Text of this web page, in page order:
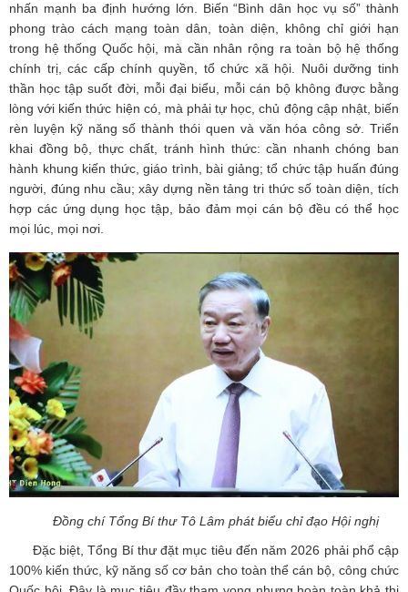
nhấn mạnh ba định hướng lớn. Biến “Bình dân học vụ số” thành
phong trào cách mạng toàn dân, toàn diện, không chỉ giới hạn
trong hệ thống Quốc hội, mà cần nhân rộng ra toàn bộ hệ thống
chính trị, các cấp chính quyền, tổ chức xã hội. Nuôi dưỡng tinh
thần học tập suốt đời, mỗi đại biểu, mỗi cán bộ không được bằng
lòng với kiến thức hiện có, mà phải tự học, chủ động cập nhật, biến
rèn luyện kỹ năng số thành thói quen và văn hóa công sở. Triển
khai đồng bộ, thực chất, tránh hình thức: cần nhanh chóng ban
hành khung kiến thức, giáo trình, bài giảng; tổ chức tập huấn đúng
người, đúng nhu cầu; xây dựng nền tảng tri thức số toàn diện, tích
hợp các ứng dụng học tập, bảo đảm mọi cán bộ đều có thể học
mọi lúc, mọi nơi.
Đồng chí Tổng Bí thư Tô Lâm phát biểu chỉ đạo Hội nghị
Đặc biệt, Tổng Bí thư đặt mục tiêu đến năm 2026 phải phổ cập
100% kiến thức, kỹ năng số cơ bản cho toàn thể cán bộ, công chức